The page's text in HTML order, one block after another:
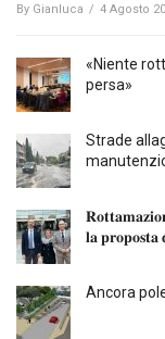
By Gianluca / 4 Agosto
«Niente
persa»
Strade
𝐥𝐚 𝐩𝐫𝐨𝐩𝐨𝐬𝐭𝐚
Ancora